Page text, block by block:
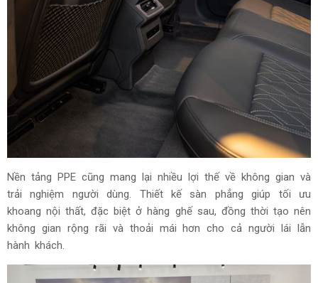
Nền tảng PPE cũng mang lại nhiều lợi thế về không gian và
trải nghiệm người dùng. Thiết kế sàn phẳng giúp tối ưu
khoang nội thất, đặc biệt ở hàng ghế sau, đồng thời tạo nên
không gian rộng rãi và thoải mái hơn cho cả người lái lẫn
hành khách.